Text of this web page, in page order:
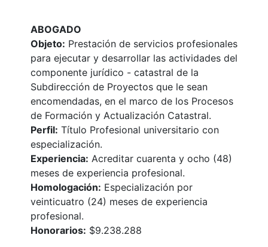
ABOGADO
Objeto: Prestación de servicios profesionales
para ejecutar y desarrollar las actividades del
componente jurídico - catastral de la
Subdirección de Proyectos que le sean
encomendadas, en el marco de los Procesos
de Formación y Actualización Catastral.
Perfil: Título Profesional universitario con
especialización.
Experiencia: Acreditar cuarenta y ocho (48)
meses de experiencia profesional.
Homologación: Especialización por
veinticuatro (24) meses de experiencia
profesional.
Honorarios: $9.238.288